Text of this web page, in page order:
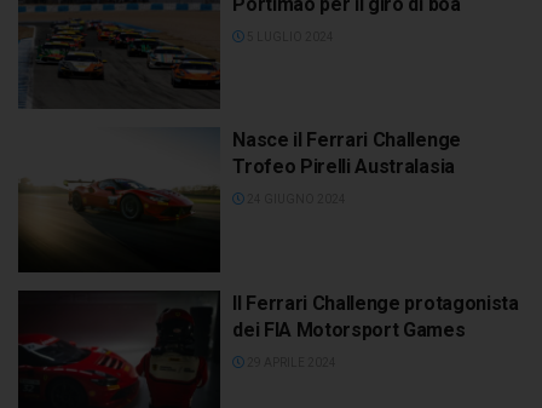
Nasce il Ferrari Challenge
Trofeo Pirelli Australasia
Il Ferrari Challenge protagonista
dei FIA Motorsport Games